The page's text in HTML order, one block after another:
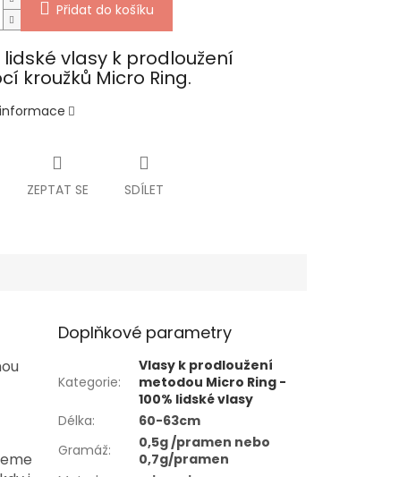
Přidat do košíku
lidské vlasy k prodloužení
kroužků Micro Ring.
ZEPTAT SE SDÍLET
Doplňkové parametry
Kategorie:
Vlasy k prodloužení
metodou Micro Ring -
100% lidské vlasy
Délka:
60-63cm
Gramáž:
0,5g /pramen nebo
0,7g/pramen